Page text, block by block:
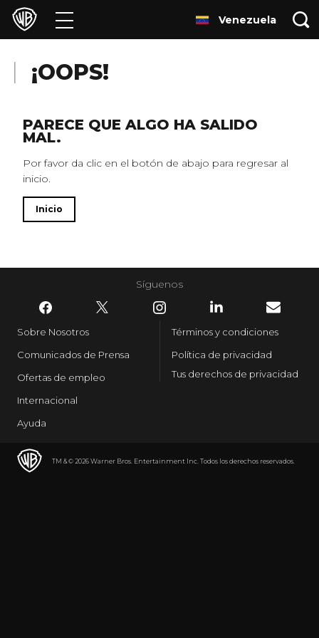
Películas
Franquicias
Colecciones
Noticias
HBO Max
Venezuela
¡OOPS!
PARECE QUE ALGO HA SALIDO
MAL.
Por favor da clic en el botón de abajo para regresar al
inicio.
Inicio
TM & © 2026 Warner Bros. Entertainment Inc. Todos los derechos reservados.
Síguenos
Sobre Nosotros
Comunicados de Prensa
Ofertas de empleo
Internacional
Ayuda
Términos y condiciones
Política de privacidad
Tus derechos de privacidad